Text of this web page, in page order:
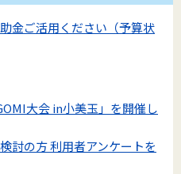
金ご活用ください（予算状
大会 in小美玉」を開催し
討の方 利用者アンケートを